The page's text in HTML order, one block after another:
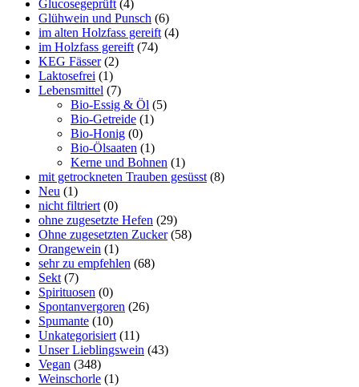
Glucosegeprüft (4)
Glühwein und Punsch (6)
im alten Holzfass gereift (4)
im Holzfass gereift (74)
KEG Fässer (2)
Laktosefrei (1)
Lebensmittel (7)
Bio-Essig & Öl (5)
Bio-Getreide (1)
Bio-Honig (0)
Bio-Ölsaaten (1)
Kerne und Bohnen (1)
mit getrockneten Trauben gesüsst (8)
Neu (1)
nicht filtriert (0)
ohne zugesetzte Hefen (29)
Ohne zugesetzten Zucker (58)
Orangewein (1)
sehr zu empfehlen (68)
Sekt (7)
Spirituosen (0)
Spontanvergoren (26)
Spumante (10)
Unkategorisiert (11)
Unser Lieblingswein (43)
Vegan (348)
Weinschorle (1)